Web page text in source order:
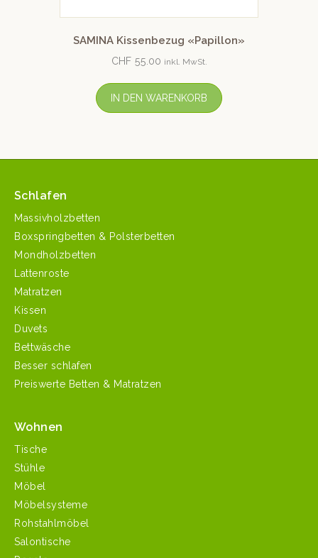
SAMINA Kissenbezug «Papillon»
CHF 55.00 inkl. MwSt.
IN DEN WARENKORB
Schlafen
Massivholzbetten
Boxspringbetten & Polsterbetten
Mondholzbetten
Lattenroste
Matratzen
Kissen
Duvets
Bettwäsche
Besser schlafen
Preiswerte Betten & Matratzen
Wohnen
Tische
Stühle
Möbel
Möbelsysteme
Rohstahlmöbel
Salontische